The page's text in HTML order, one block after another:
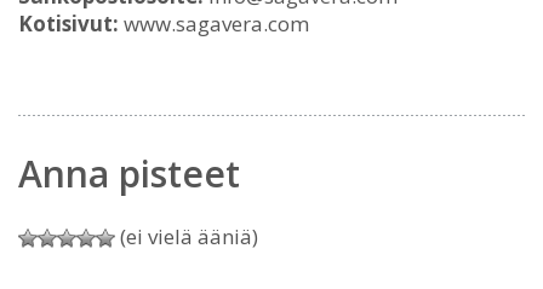
Kotisivut: www.sagavera.com
Anna pisteet
(ei vielä ääniä)